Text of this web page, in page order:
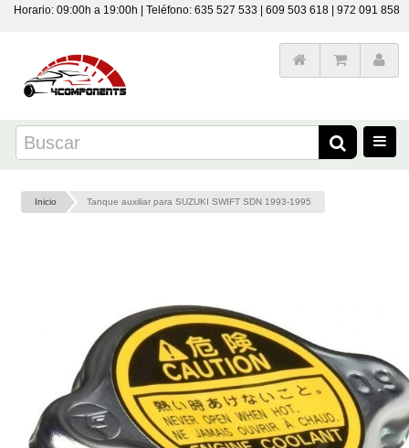
Horario: 09:00h a 19:00h | Teléfono: 635 527 533 | 609 503 618 | 972 091 858
Inicio Tanque auxiliar para SUZUKI SWIFT SDN 1993-1995